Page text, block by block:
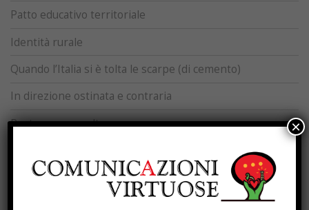
Patto educativo territoriale
Identità rurale
Quando l’Italia si è tolta le scarpe (di cemento)
In direzione ostinata e contraria
Restare, per scelta
La Legge che infrange se stessa
×